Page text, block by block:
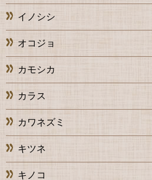
イノシシ
オコジョ
カモシカ
カラス
カワネズミ
キツネ
キノコ